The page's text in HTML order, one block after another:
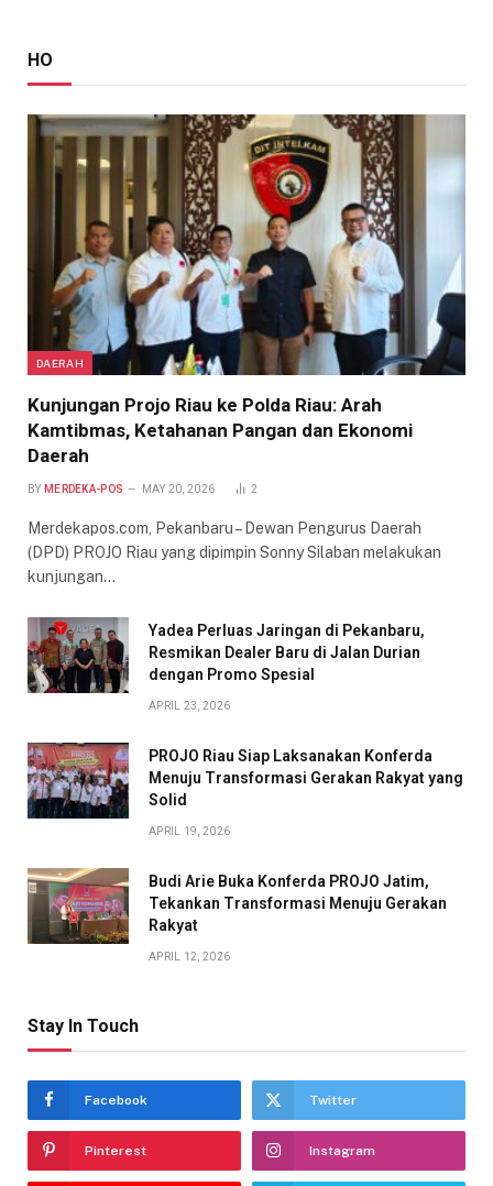
HO
DAERAH
Kunjungan Projo Riau ke Polda Riau: Arah
Kamtibmas, Ketahanan Pangan dan Ekonomi
Daerah
BY MERDEKA-POS MAY 20, 2026 2
Merdekapos.com, Pekanbaru – Dewan Pengurus Daerah
(DPD) PROJO Riau yang dipimpin Sonny Silaban melakukan
kunjungan…
Yadea Perluas Jaringan di Pekanbaru,
Resmikan Dealer Baru di Jalan Durian
dengan Promo Spesial
APRIL 23, 2026
PROJO Riau Siap Laksanakan Konferda
Menuju Transformasi Gerakan Rakyat yang
Solid
APRIL 19, 2026
Budi Arie Buka Konferda PROJO Jatim,
Tekankan Transformasi Menuju Gerakan
Rakyat
APRIL 12, 2026
Stay In Touch
Facebook Twitter
Pinterest Instagram